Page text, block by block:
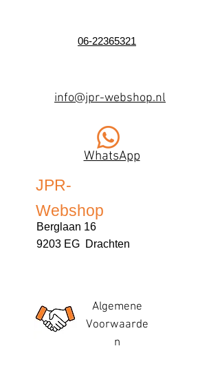
06-22365321
info@jpr-webshop.nl
WhatsApp
JPR-
Webshop
Berglaan 16
9203 EG Drachten
Algemene
Voorwaarde
n